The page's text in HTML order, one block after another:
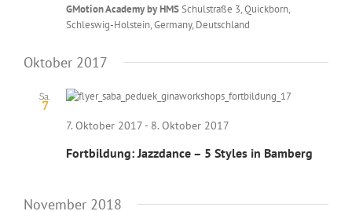
GMotion Academy by HMSSchulstraße 3, Quickborn,
Schleswig-Holstein, Germany, Deutschland
Oktober 2017
Sa.
7
Fortbildung: Jazzdance – 5 Styles in Bamberg
7. Oktober 2017- 8. Oktober 2017
November 2018